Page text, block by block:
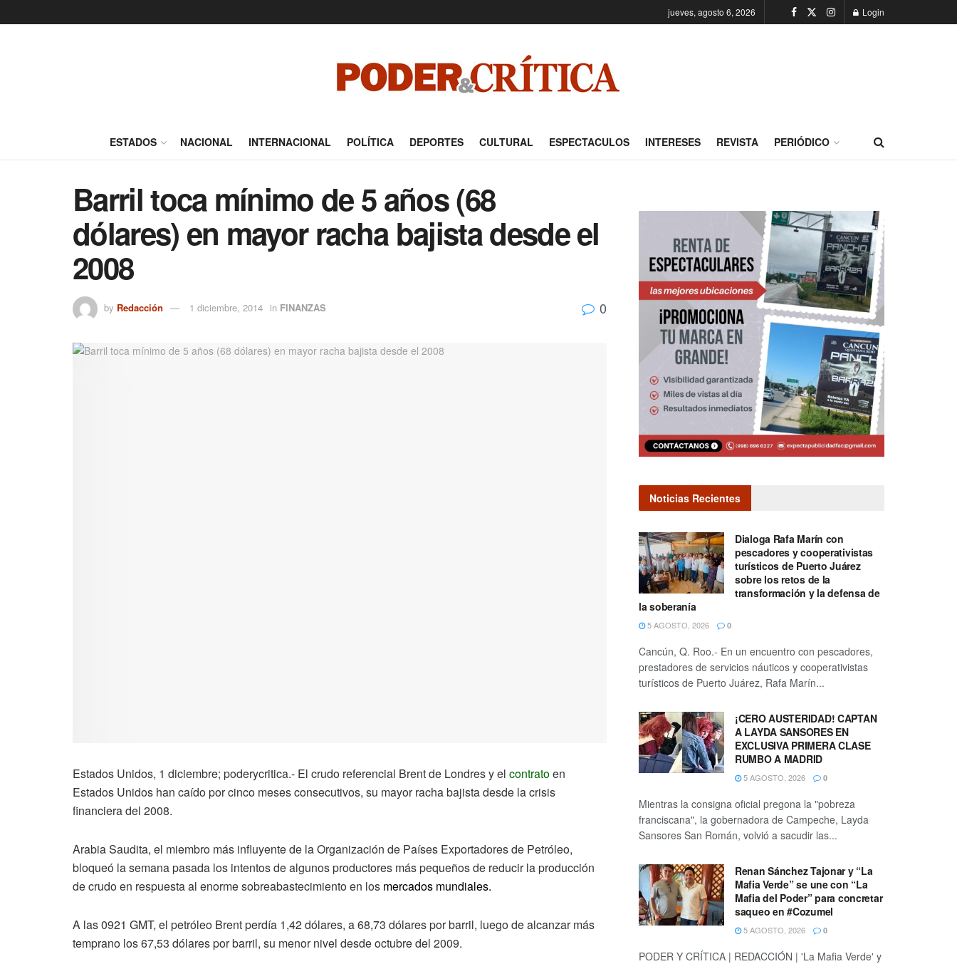
jueves, agosto 6, 2026 Login
ESTADOS NACIONAL INTERNACIONAL POLÍTICA DEPORTES CULTURAL ESPECTACULOS INTERESES REVISTA PERIÓDICO
Barril toca mínimo de 5 años (68
dólares) en mayor racha bajista desde el
2008
by Redacción 1 diciembre, 2014 in FINANZAS 0
Estados Unidos, 1 diciembre; poderycritica.- El crudo referencial Brent de Londres y el contratoen
Estados Unidos han caído por cinco meses consecutivos, su mayor racha bajista desde la crisis
financiera del 2008.
Arabia Saudita, el miembro más influyente de la Organización de Países Exportadores de Petróleo,
bloqueó la semana pasada los intentos de algunos productores más pequeños de reducir la producción
de crudo en respuesta al enorme sobreabastecimiento en los mercados mundiales.
A las 0921 GMT, el petróleo Brent perdía 1,42 dólares, a 68,73 dólares por barril, luego de alcanzar más
temprano los 67,53 dólares por barril, su menor nivel desde octubre del 2009.
Noticias Recientes
Dialoga Rafa Marín con
pescadores y cooperativistas
turísticos de Puerto Juárez
sobre los retos de la
transformación y la defensa de
la soberanía
5 AGOSTO, 2026 0
Cancún, Q. Roo.- En un encuentro con pescadores,
prestadores de servicios náuticos y cooperativistas
turísticos de Puerto Juárez, Rafa Marín...
¡CERO AUSTERIDAD! CAPTAN
A LAYDA SANSORES EN
EXCLUSIVA PRIMERA CLASE
RUMBO A MADRID
5 AGOSTO, 2026 0
Mientras la consigna oficial pregona la "pobreza
franciscana", la gobernadora de Campeche, Layda
Sansores San Román, volvió a sacudir las...
Renan Sánchez Tajonar y “La
Mafia Verde” se une con “La
Mafia del Poder” para concretar
saqueo en #Cozumel
5 AGOSTO, 2026 0
PODER Y CRÍTICA | REDACCIÓN | 'La Mafia Verde' y